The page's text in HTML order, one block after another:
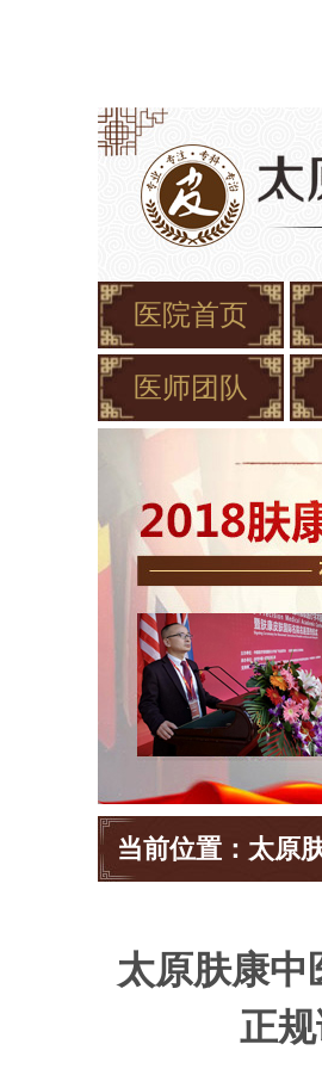
医院首页
医师团队
当前位置： 太原
太原肤康中
正